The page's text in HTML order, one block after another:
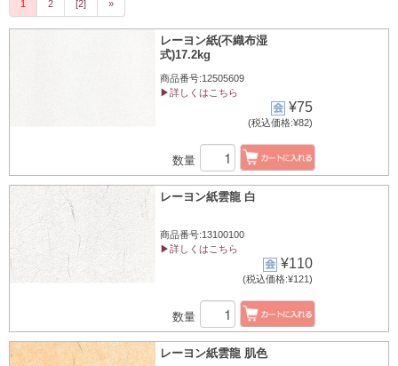
1 2 [2] »
レーヨン紙(不織布湿
式)17.2kg
商品番号:12505609
▶詳しくはこちら
¥75
(税込価格:¥82)
数量
レーヨン紙雲龍 白
商品番号:13100100
▶詳しくはこちら
¥110
(税込価格:¥121)
数量
レーヨン紙雲龍 肌色